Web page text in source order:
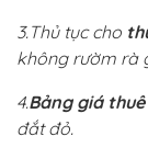
3.Thủ tục cho
không rườm rà
4.Bảng giá thuê
đắt đỏ.